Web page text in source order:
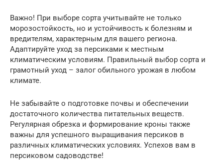
Важно! При выборе сорта учитывайте не только
морозостойкость, но и устойчивость к болезням и
вредителям, характерным для вашего региона.
Адаптируйте уход за персиками к местным
климатическим условиям. Правильный выбор сорта и
грамотный уход – залог обильного урожая в любом
климате.
Не забывайте о подготовке почвы и обеспечении
достаточного количества питательных веществ.
Регулярная обрезка и формирование кроны также
важны для успешного выращивания персиков в
различных климатических условиях. Успехов вам в
персиковом садоводстве!